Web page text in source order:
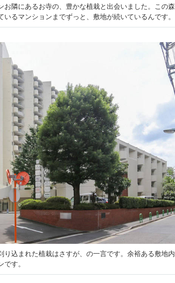
お隣にあるお寺の、豊かな植栽と出会いました。この森
るマンションまでずっと、敷地が続いているんです。
り込まれた植栽はさすが、の一言です。余裕ある敷地内
す。